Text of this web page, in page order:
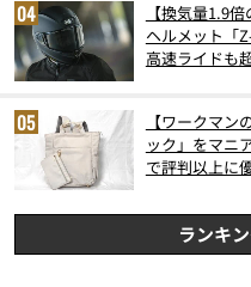
【換気量1.9
ヘルメット「
高速ライドも
【ワークマン
ック」をマニ
で評判以上に
ランキ